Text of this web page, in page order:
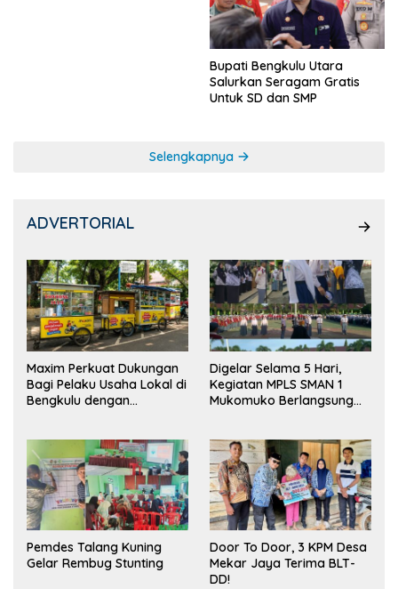
Bupati Bengkulu Utara
Salurkan Seragam Gratis
Untuk SD dan SMP
Selengkapnya
ADVERTORIAL
Maxim Perkuat Dukungan
Bagi Pelaku Usaha Lokal di
Bengkulu dengan
Pasar
Digelar Selama 5 Hari,
Kegiatan MPLS SMAN 1
Mukomuko Berlangsung
Pemdes Talang Kuning
Gelar Rembug Stunting
Door To Door, 3 KPM Desa
Mekar Jaya Terima BLT-
DD!